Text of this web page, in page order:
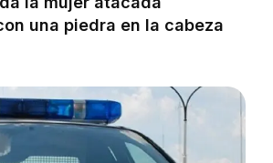
una piedra en la cabeza